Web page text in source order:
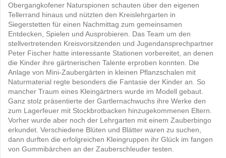
Obergangkofener Naturspionen schauten über den eigenen
Tellerrand hinaus und nützten den Kreislehrgarten in
Siegerstetten für einen Nachmittag zum gemeinsamen
Entdecken, Spielen und Ausprobieren. Das Team um den
stellvertretenden Kreisvorsitzenden und Jugendansprechpartner
Peter Fischer hatte interessante Stationen vorbereitet, an denen
die Kinder ihre gärtnerischen Talente erproben konnten. Die
Anlage von Mini-Zaubergärten in kleinen Pflanzschalen mit
Naturmaterial regte besonders die Fantasie der Kinder an. So
mancher Traum eines Kleingärtners wurde im Modell gebaut.
Ganz stolz präsentierte der Gartlernachwuchs ihre Werke den
zum Lagerfeuer mit Stockbrotbacken hinzugekommenen Eltern.
Vorher wurde aber noch der Lehrgarten mit einem Zauberbingo
erkundet. Verschiedene Blüten und Blätter waren zu suchen,
dann durften die erfolgreichen Kleingruppen ihr Glück im fangen
von Gummibärchen an der Zauberschleuder testen.